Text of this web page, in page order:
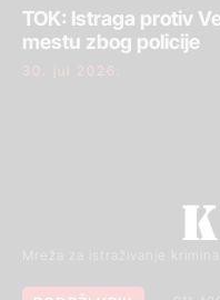
TOK: Istraga protiv
mestu zbog policije
30. jul 2026.
Mreža za istraživanje